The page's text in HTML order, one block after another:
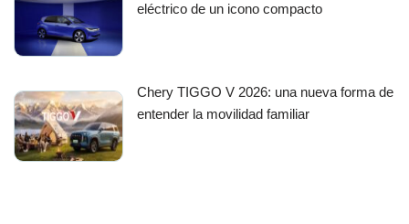
eléctrico de un icono compacto
Chery TIGGO V 2026: una nueva forma de
entender la movilidad familiar